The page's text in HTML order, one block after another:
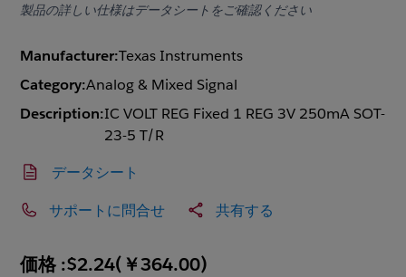
製品の詳しい仕様はデータシートをご確認ください
Manufacturer:Texas Instruments
Category:Analog & Mixed Signal
Description:IC VOLT REG Fixed 1 REG 3V 250mA SOT-
23-5 T/R
データシート
サポートに問合せ 共有する
価格 :$2.24(￥364.00)